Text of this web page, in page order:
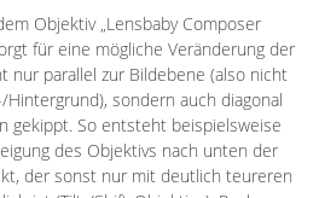
Objektiv „LensbabyComposer
für eine mögliche Veränderung der
nur parallel zur Bildebene (also nicht
sondern auch diagonal
gekippt. So entsteht beispielsweise
des Objektivs nach unten der
der sonst nur mit deutlich teureren